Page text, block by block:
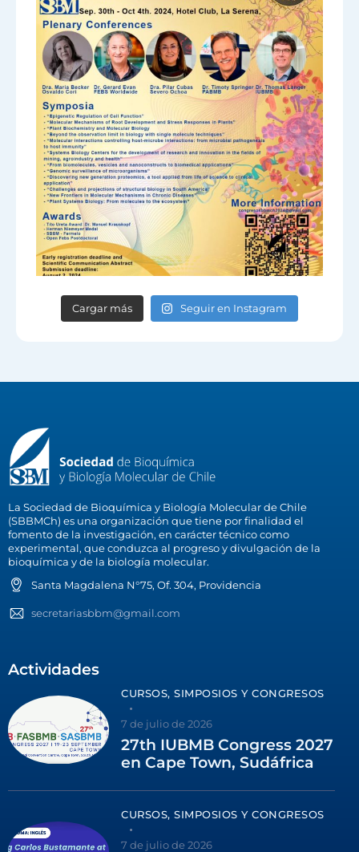
Cargar más Seguir en Instagram
La Sociedad de Bioquímica y Biología Molecular de Chile
(SBBMCh) es una organización que tiene por finalidad el
fomento de la investigación, en carácter técnico como
experimental, que conduzca al progreso y divulgación de la
bioquímica y de la biología molecular.
Santa Magdalena N°75, Of. 304, Providencia
secretariasbbm@gmail.com
Actividades
CURSOS, SIMPOSIOS Y CONGRESOS
7 de julio de 2026
27th IUBMB Congress 2027
en Cape Town, Sudáfrica
CURSOS, SIMPOSIOS Y CONGRESOS
7 de julio de 2026